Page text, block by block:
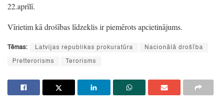
22.aprīlī.
Vīrietim kā drošības līdzeklis ir piemērots apcietinājums.
Tēmas: Latvijas republikas prokuratūra Nacionālā drošība
Pretterorisms Terorisms